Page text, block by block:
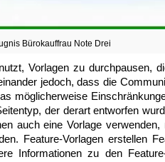
Bürokauffrau Note Drei
Vorlagen zu durchpausen,
jedoch, dass die
möglicherweise
der derart entworfen
auch eine Vorlage
Feature-Vorlagen erstellen
Informationen zu den